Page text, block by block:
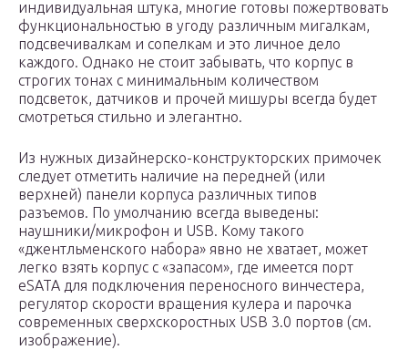
индивидуальная штука, многие готовы пожертвовать
функциональностью в угоду различным мигалкам,
подсвечивалкам и сопелкам и это личное дело
каждого. Однако не стоит забывать, что корпус в
строгих тонах с минимальным количеством
подсветок, датчиков и прочей мишуры всегда будет
смотреться стильно и элегантно.
Из нужных дизайнерско-конструкторских примочек
следует отметить наличие на передней (или
верхней) панели корпуса различных типов
разъемов. По умолчанию всегда выведены:
наушники/микрофон и USB. Кому такого
«джентльменского набора» явно не хватает, может
легко взять корпус с «запасом», где имеется порт
eSATA для подключения переносного винчестера,
регулятор скорости вращения кулера и парочка
современных сверхскоростных USB 3.0 портов (см.
изображение).